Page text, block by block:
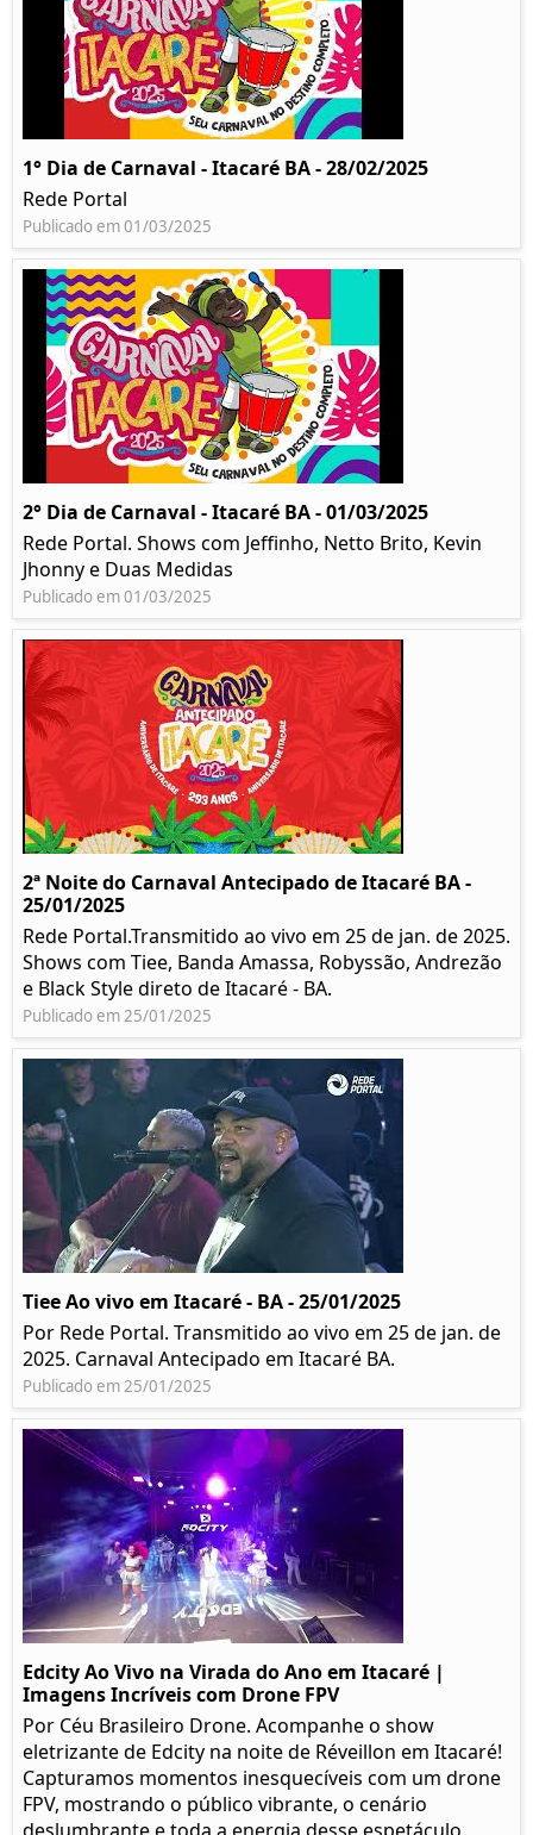
1° Dia de Carnaval - Itacaré BA - 28/02/2025
Rede Portal
Publicado em 01/03/2025
2° Dia de Carnaval - Itacaré BA - 01/03/2025
Rede Portal. Shows com Jeffinho, Netto Brito, Kevin
Jhonny e Duas Medidas
Publicado em 01/03/2025
2ª Noite do Carnaval Antecipado de Itacaré BA -
25/01/2025
Rede Portal.Transmitido ao vivo em 25 de jan. de 2025.
Shows com Tiee, Banda Amassa, Robyssão, Andrezão
e Black Style direto de Itacaré - BA.
Publicado em 25/01/2025
Tiee Ao vivo em Itacaré - BA - 25/01/2025
Por Rede Portal. Transmitido ao vivo em 25 de jan. de
2025. Carnaval Antecipado em Itacaré BA.
Publicado em 25/01/2025
Edcity Ao Vivo na Virada do Ano em Itacaré |
Imagens Incríveis com Drone FPV
Por Céu Brasileiro Drone. Acompanhe o show
eletrizante de Edcity na noite de Réveillon em Itacaré!
Capturamos momentos inesquecíveis com um drone
FPV, mostrando o público vibrante, o cenário